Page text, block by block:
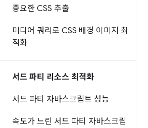
중요한 CSS 추출
미디어 쿼리로 CSS 배경 이미지 최
적화
서드 파티 리소스 최적화
서드 파티 자바스크립트 성능
속도가 느린 서드 파티 자바스크립